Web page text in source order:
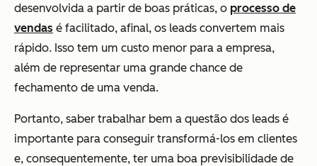
desenvolvida a partir de boas práticas, o processo de
vendas é facilitado, afinal, os leads convertem mais
rápido. Isso tem um custo menor para a empresa,
além de representar uma grande chance de
fechamento de uma venda.
Portanto, saber trabalhar bem a questão dos leads é
importante para conseguir transformá-los em clientes
e, consequentemente, ter uma boa previsibilidade de